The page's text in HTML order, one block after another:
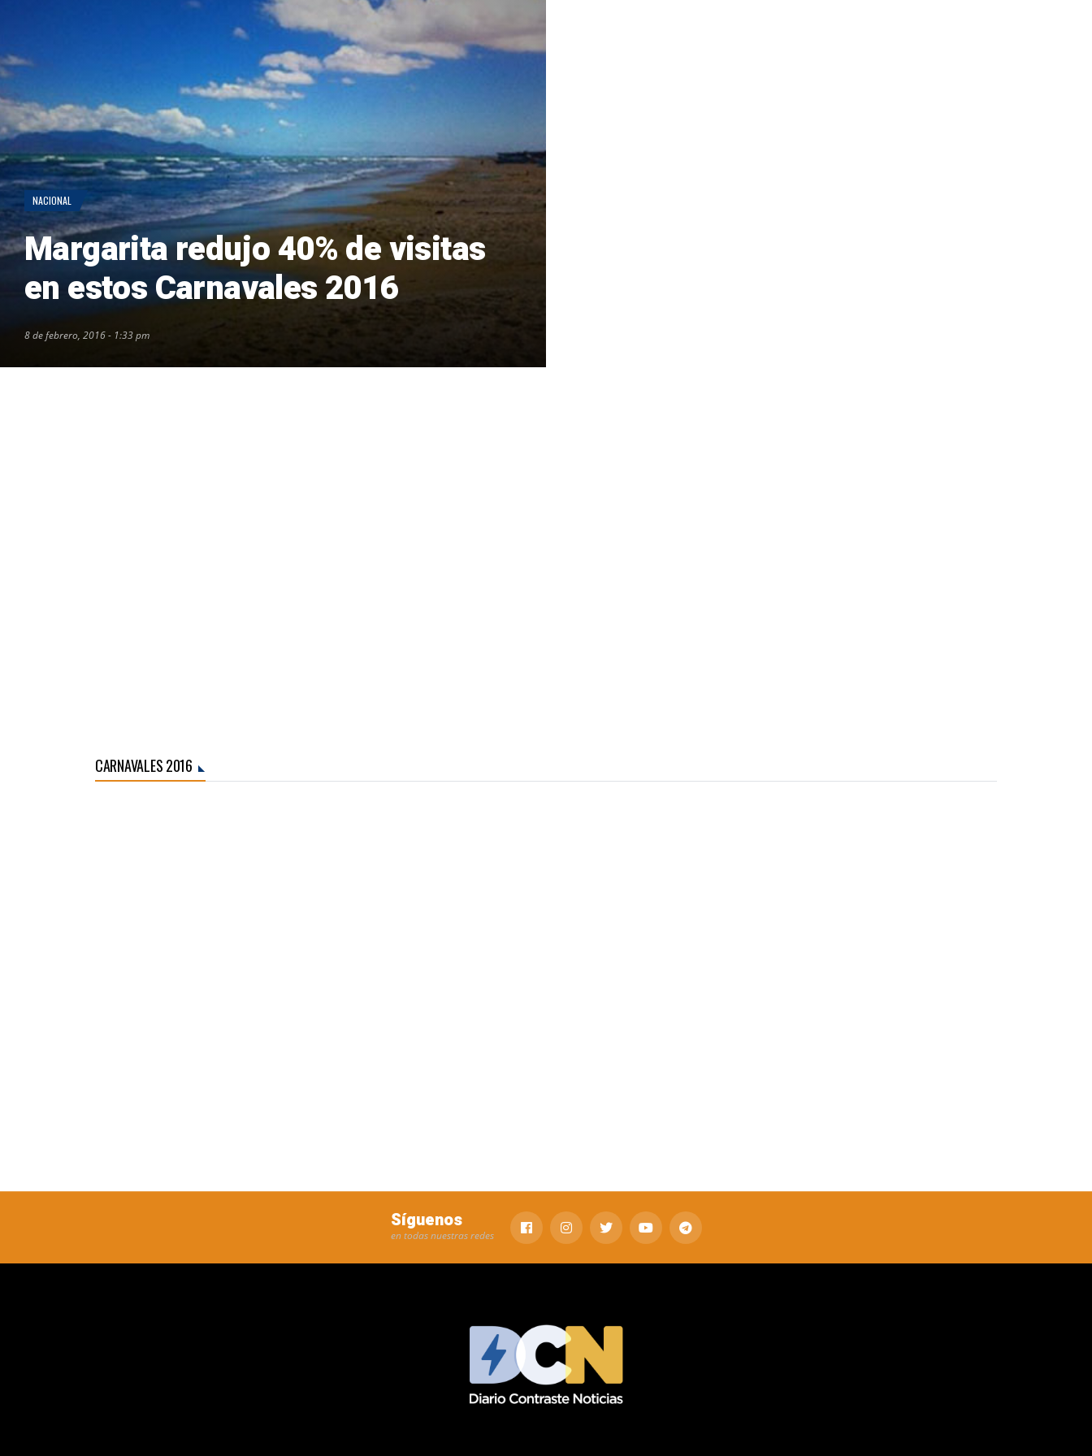
NACIONAL
Margarita redujo 40% de visitas
en estos Carnavales 2016
8 de febrero, 2016 - 1:33 pm
CARNAVALES 2016
Síguenos
en todas nuestras redes